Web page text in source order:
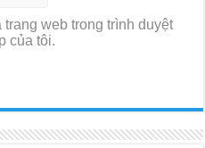
web trong trình duyệt
của tôi.